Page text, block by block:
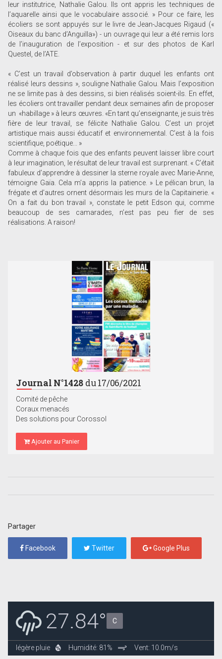
leur institutrice, Nathalie Galou. Ils ont appris les techniques de
l’aquarelle ainsi que le vocabulaire associé. » Pour ce faire, les
écoliers se sont appuyés sur le livre de Jean-Jacques Rigaud («
Oiseaux du banc d’Anguilla») - un ouvrage qui leur a été remis lors
de l’inauguration de l’exposition - et sur des photos de Karl
Questel, de l’ATE.
« C’est un travail d’observation à partir duquel les enfants ont
réalisé leurs dessins », souligne Nathalie Galou. Mais l’exposition
ne se limite pas à des dessins, si bien réalisés soient-ils. En effet,
les écoliers ont travailler pendant deux semaines afin de proposer
un «habillage » à leurs œuvres. «En tant qu’enseignante, je suis très
fière de leur travail, se félicite Nathalie Galou. C’est un projet
artistique mais aussi éducatif et environnemental. C’est à la fois
scientifique, poétique... »
Comme à chaque fois que des enfants peuvent laisser libre court
à leur imagination, le résultat de leur travail est surprenant. « C’était
fabuleux d’apprendre à dessiner la sterne royale avec Marie-Anne,
témoigne Gaïa. Cela m’a appris la patience. » Le pélican brun, la
frégate et d’autres ornent désormais les murs de la Capitainerie. «
On a fait du bon travail », constate le petit Edson qui, comme
beaucoup de ses camarades, n’est pas peu fier de ses
réalisations. A ­raison!
Journal N°1428 du 17/06/2021
Comité de pêche
Coraux menacés
Des solutions pour Corossol
Ajouter au Panier
Partager
Facebook Twitter Google Plus
27.84° C
légère pluie Humidité: 81% Vent: 10.0m/s